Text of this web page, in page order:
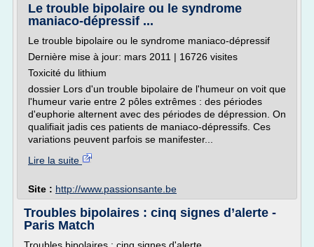
Le trouble bipolaire ou le syndrome
maniaco-dépressif ...
Le trouble bipolaire ou le syndrome maniaco-dépressif
Dernière mise à jour: mars 2011 | 16726 visites
Toxicité du lithium
dossier Lors d'un trouble bipolaire de l'humeur on voit que
l'humeur varie entre 2 pôles extrêmes : des périodes
d'euphorie alternent avec des périodes de dépression. On
qualifiait jadis ces patients de maniaco-dépressifs. Ces
variations peuvent parfois se manifester...
Lire la suite
Site : http://www.passionsante.be
Troubles bipolaires : cinq signes d’alerte -
Paris Match